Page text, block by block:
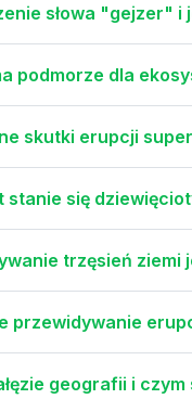
słowa "gejzer" i
podmorze dla
skutki erupcji
stanie się
trzęsień ziemi
przewidywanie
geografii i czym